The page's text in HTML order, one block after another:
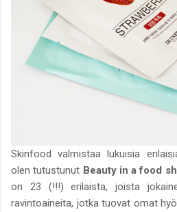
Skinfood valmistaa lukuisia
olen tutustunut Beauty in a food
on 23 (!!!) erilaista, joista
ravintoaineita, jotka tuovat omat